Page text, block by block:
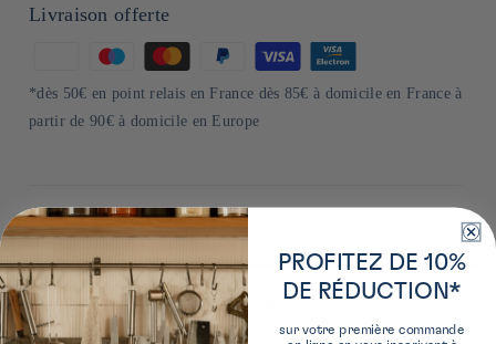
Livraison offerte
de
paiement
*dès 50€ en point relais en France dès 85€ à domicile en France à
partir de 90€ à domicile en Europe
Plus de détails sur ce produit
PROFITEZ DE 10%
DE RÉDUCTION*
sur votre première commande